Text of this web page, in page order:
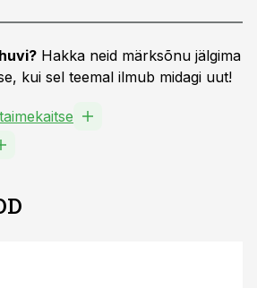
Hakka neid märksõnu jälgima
kui sel teemal ilmub midagi uut!
taimekaitse